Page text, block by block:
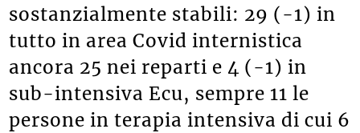
sostanzialmente stabili: 29 (-1) in
tutto in area Covid internistica
ancora 25 nei reparti e 4 (-1) in
sub-intensiva Ecu, sempre 11 le
persone in terapia intensiva di cui 6